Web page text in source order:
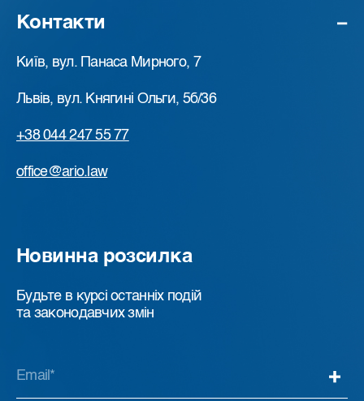
Контакти
Київ, вул. Панаса Мирного, 7
Львів, вул. Княгині Ольги, 5б/36
+38 044 247 55 77
office@ario.law
Новинна розсилка
Будьте в курсі останніх подій
та законодавчих змін